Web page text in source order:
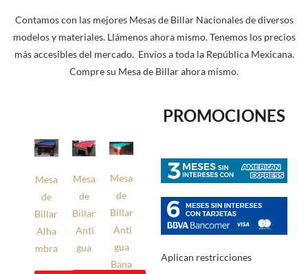
Contamos con las mejores Mesas de Billar Nacionales de diversos
modelos y materiales. Llámenos ahora mismo. Tenemos los precios
más accesibles del mercado. Envíos a toda la República Mexicana.
Compre su Mesa de Billar ahora mismo.
PROMOCIONES
Aplican restricciones
Mesa
de
Billar
Alha
mbra
Mesa
de
Billar
Anti
gua
Mesa
de
Billar
Anti
gua
Bana